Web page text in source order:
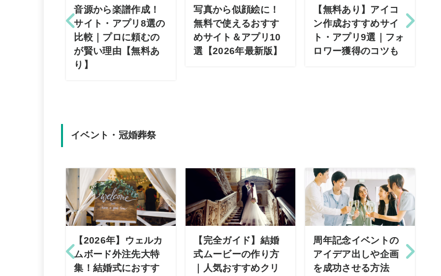
音源から楽譜作成！
サイト・アプリ8選の
比較｜プロに頼むの
が賢い理由【無料あ
り】
写真から似顔絵に！
無料で使えるおすす
めサイト＆アプリ10
選【2026年最新版】
【無料あり】アイコ
ン作成おすすめサイ
ト・アプリ9選｜フォ
ロワー獲得のコツも
イベント・冠婚葬祭
【2026年】ウェルカ
ムボード外注先大特
集！結婚式におすす
【完全ガイド】結婚
式ムービーの作り方
｜人気おすすめクリ
周年記念イベントの
アイデア出しや企画
を成功させる方法